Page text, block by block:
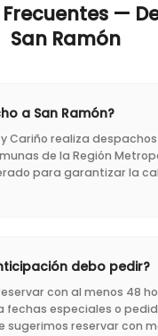
—
San Ramón
a San Ramón?
Cariño realiza despachos
de la Región
para garantizar la
debo pedir?
con al menos 48
fechas especiales o
sugerimos reservar con